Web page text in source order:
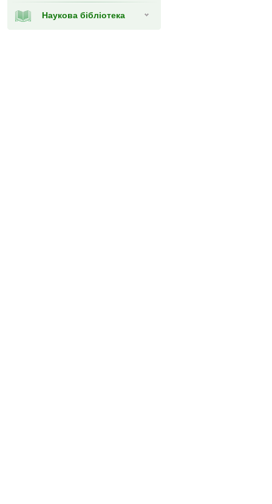
Наукова бібліотека